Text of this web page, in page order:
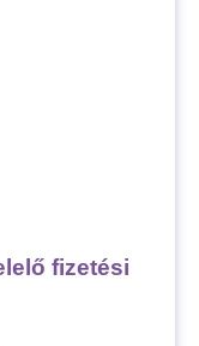
fizetési